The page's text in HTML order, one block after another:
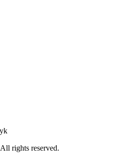
rights reserved.